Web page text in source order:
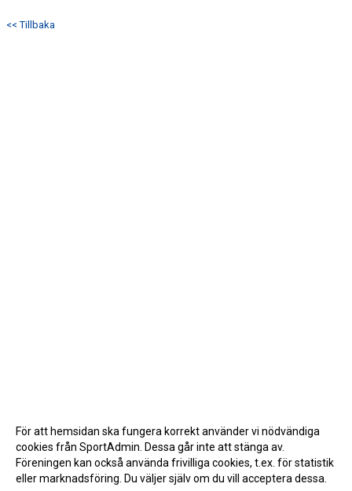
<< Tillbaka
För att hemsidan ska fungera korrekt använder vi nödvändiga
cookies från SportAdmin. Dessa går inte att stänga av.
Föreningen kan också använda frivilliga cookies, t.ex. för statistik
eller marknadsföring. Du väljer själv om du vill acceptera dessa.